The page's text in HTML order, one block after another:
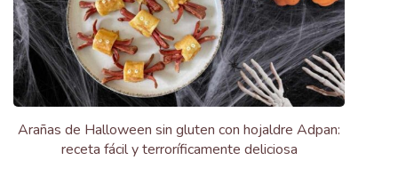
Arañas de Halloween sin gluten con hojaldre Adpan:
receta fácil y terroríficamente deliciosa